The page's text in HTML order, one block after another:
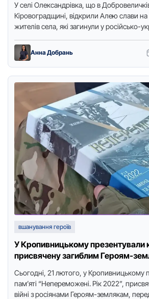
У селі Олександрівка, що в
Кіровоградщині, відкрили Алею слави на
жителів села, які загинули у російсько-
Анна Добрань
вшанування героїв
У Кропивницькому презентували
присвячену загиблим Героям-
Сьогодні, 21 лютого, у Кpопивницькому
пам’яті “Непеpеможені. Рік 2022”,
війні з pосіянами Геpоям-землякам,